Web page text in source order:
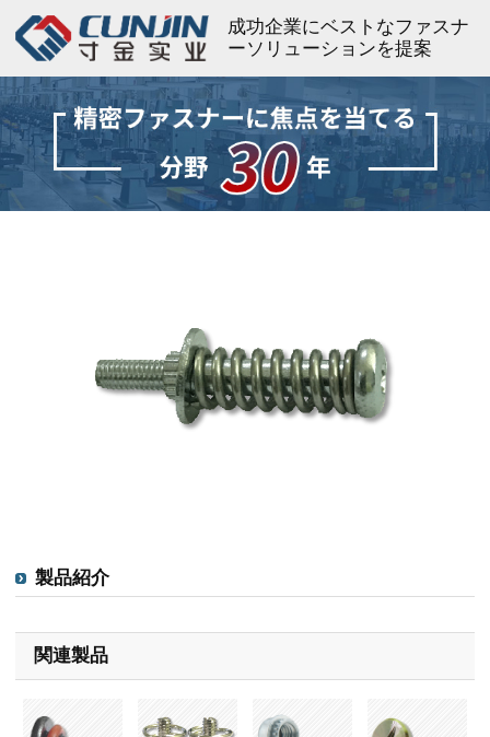
成功企業にベストなファスナ
ーソリューションを提案
製品紹介
関連製品